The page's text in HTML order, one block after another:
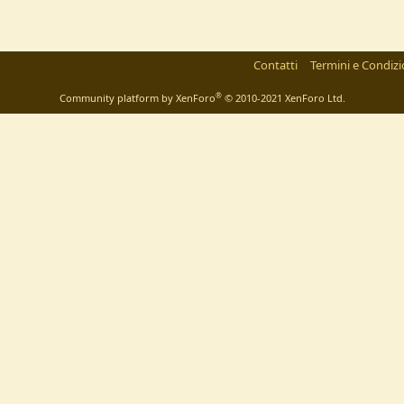
Contatti Termini e
Community platform by XenForo® © 2010-2021 XenForo Ltd.